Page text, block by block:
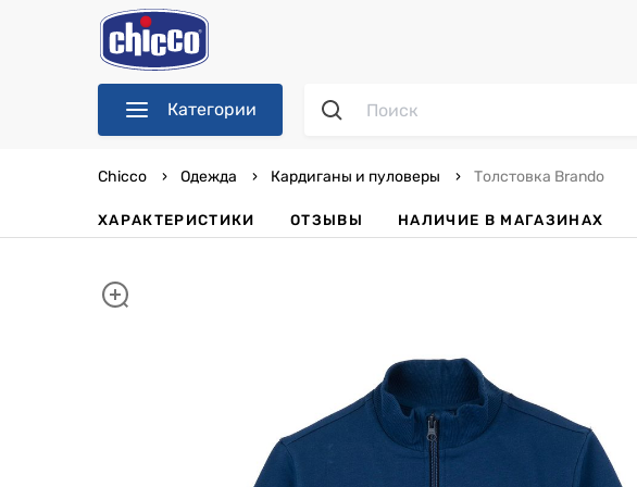
Категории
Chicco Одежда Кардиганы и пуловеры Толстовка Brando
ХАРАКТЕРИСТИКИ ОТЗЫВЫ НАЛИЧИЕ В МАГАЗИНАХ